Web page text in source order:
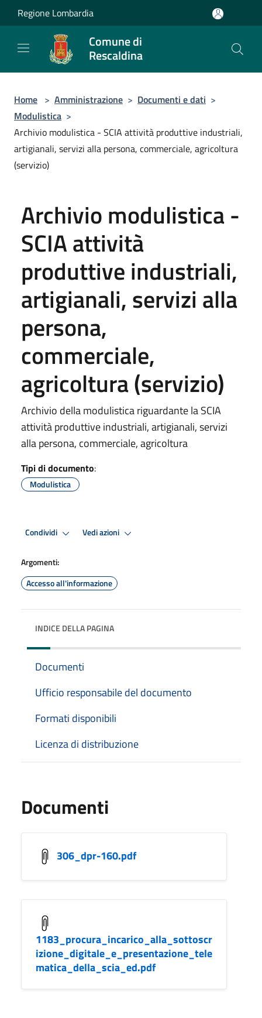
Salta al contenuto principale
Regione Lombardia
Comune di
Rescaldina
Home > Amministrazione > Documenti e dati >
Modulistica >
Archivio modulistica - SCIA attività produttive industriali,
artigianali, servizi alla persona, commerciale, agricoltura
(servizio)
Archivio modulistica -
SCIA attività
produttive industriali,
artigianali, servizi alla
persona,
commerciale,
agricoltura (servizio)
Archivio della modulistica riguardante la SCIA
attività produttive industriali, artigianali, servizi
alla persona, commerciale, agricoltura
Tipi di documento:
Modulistica
Condividi Vedi azioni
Argomenti:
Accesso all'informazione
INDICE DELLA PAGINA
Documenti
Ufficio responsabile del documento
Formati disponibili
Licenza di distribuzione
Documenti
306_dpr-160.pdf
1183_procura_incarico_alla_sottoscr
izione_digitale_e_presentazione_tele
matica_della_scia_ed.pdf